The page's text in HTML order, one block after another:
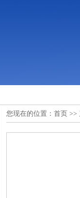
您现在的位置： 首页 >>